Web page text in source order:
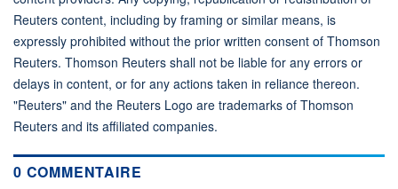
Reuters content, including by framing or similar means, is
expressly prohibited without the prior written consent of Thomson
Reuters. Thomson Reuters shall not be liable for any errors or
delays in content, or for any actions taken in reliance thereon.
"Reuters" and the Reuters Logo are trademarks of Thomson
Reuters and its affiliated companies.
0 COMMENTAIRE